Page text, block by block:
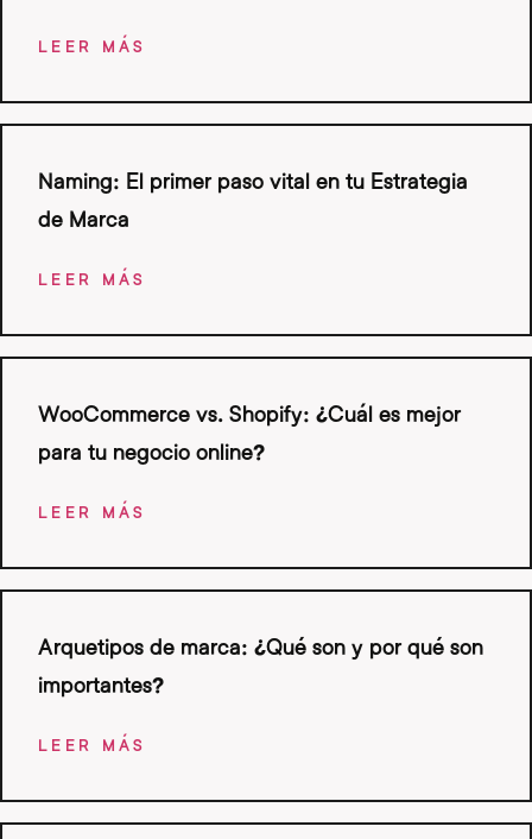
LEER MÁS
Naming: El primer paso vital en tu Estrategia
de Marca
LEER MÁS
WooCommerce vs. Shopify: ¿Cuál es mejor
para tu negocio online?
LEER MÁS
Arquetipos de marca: ¿Qué son y por qué son
importantes?
LEER MÁS